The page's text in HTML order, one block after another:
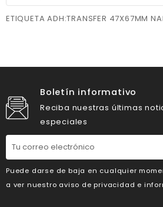
ETIQUETA ADH:TRANSFER 47X67MM
Boletín informativo
Reciba nuestras últimas
especiales
Puede darse de baja en cualquier
a ver nuestro aviso de privacidad e